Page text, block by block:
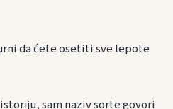
da ćete osetiti sve lepote
sam naziv sorte govori